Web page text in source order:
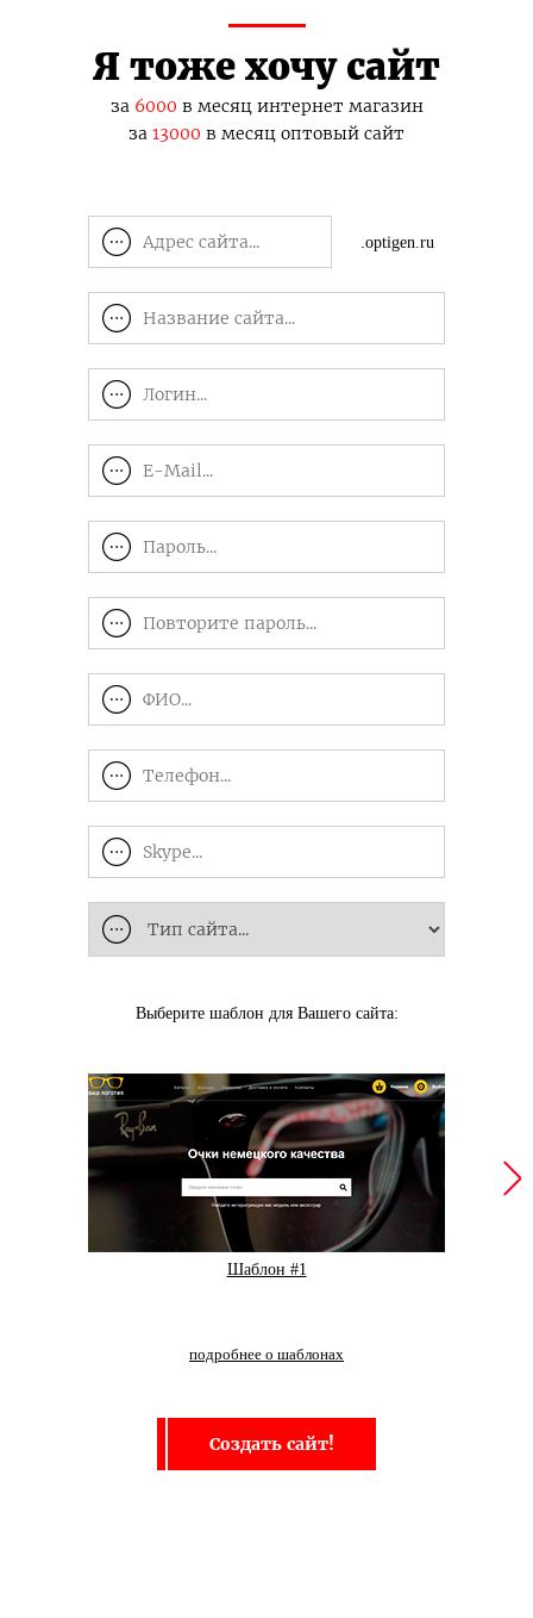
Я тоже хочу сайт
за 6000 в месяц интернет магазин
за 13000 в месяц оптовый сайт
.optigen.ru
Выберите шаблон для Вашего сайта:
Шаблон #1
подробнее о шаблонах
Создать сайт!